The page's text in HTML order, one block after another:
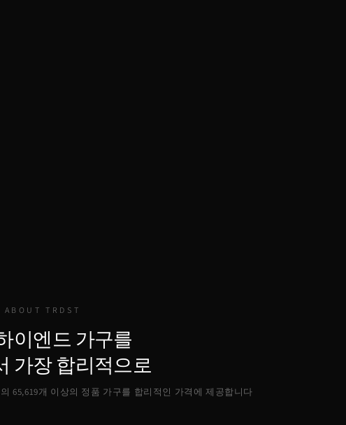
ABOUT TRDST
이엔드 가구를
가장 합리적으로
의65,619개 이상의 정품 가구를 합리적인 가격에 제공합니다